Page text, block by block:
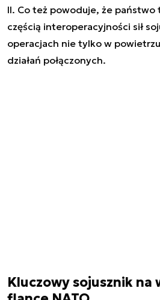
II. Co też powoduje, że państwo
częścią interoperacyjności sił
operacjach nie tylko w
działań połączonych.
Kluczowy sojusznik na